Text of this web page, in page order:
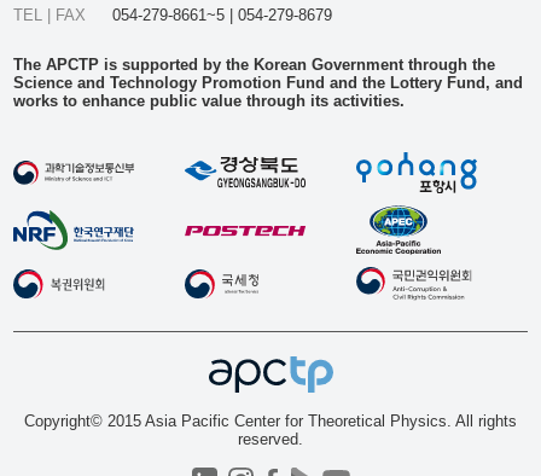
TEL | FAX
054-279-8661~5 | 054-279-8679
The APCTP is supported by the Korean Government through the
Science and Technology Promotion Fund and the Lottery Fund, and
works to enhance public value through its activities.
Copyright© 2015 Asia Pacific Center for Theoretical Physics. All rights
reserved.